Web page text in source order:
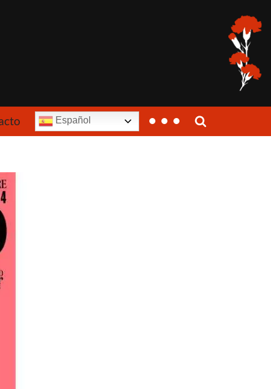
Español